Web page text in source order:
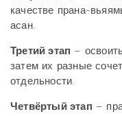
качестве прана-
асан.
Третий этап –
затем их разные
отдельности.
Четвёртый этап –